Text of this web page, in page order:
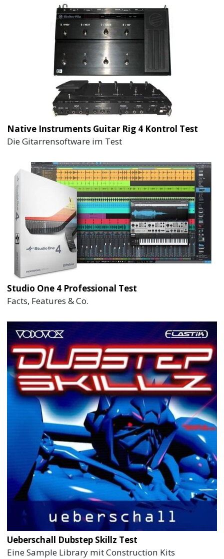
Native Instruments Guitar Rig 4 Kontrol Test
Die Gitarrensoftware im Test
Studio One 4 Professional Test
Facts, Features & Co.
Ueberschall Dubstep Skillz Test
Eine Sample Library mit Construction Kits